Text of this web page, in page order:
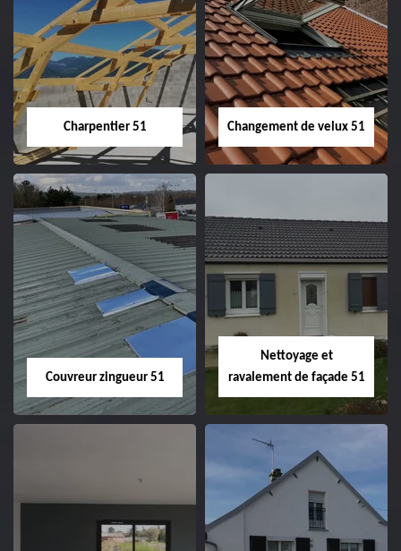
Entreprise de
couverture 51
Démoussage de
toiture 51
Charpentier 51
Charpentier 51
Changement de velux 51
Changement de
velux 51
Couvreur zingueur 51
51
Nettoyage et
ravalement de façade 51
Nettoyage et
ravalement de